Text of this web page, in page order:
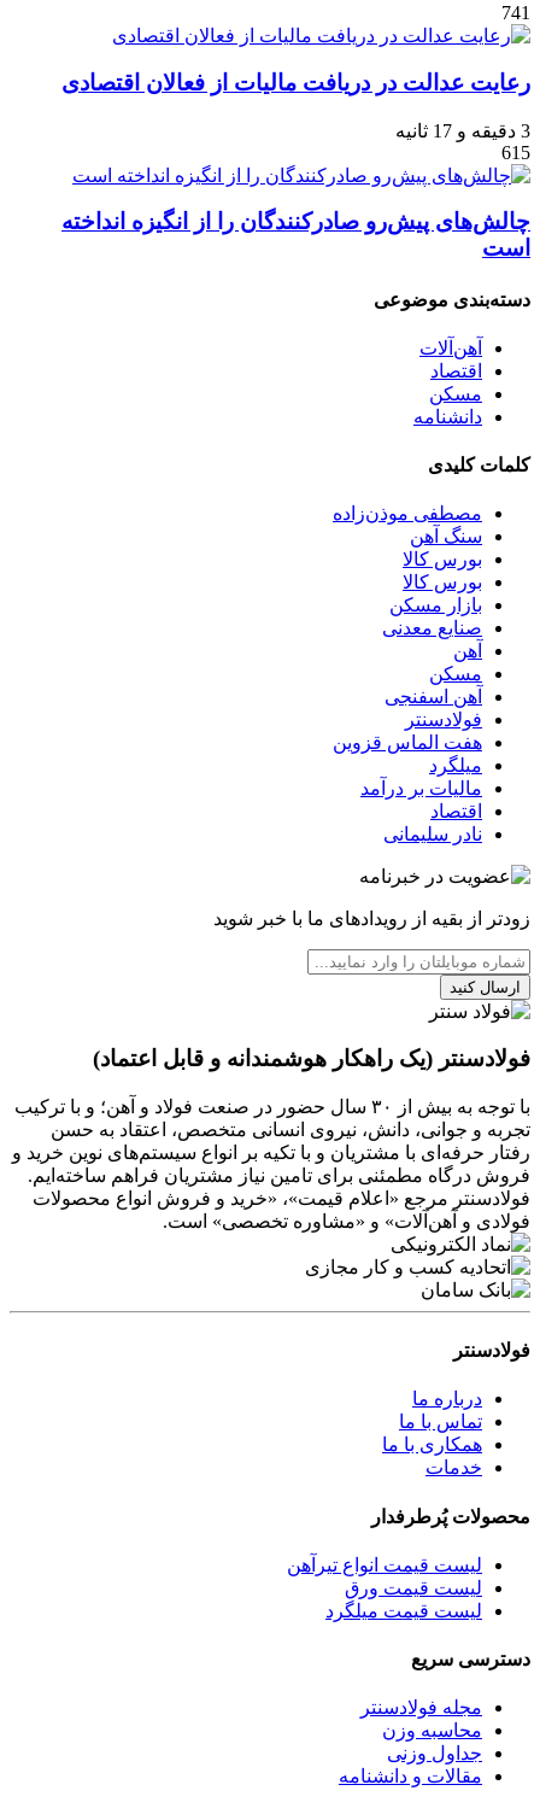
741
رعایت عدالت در دریافت مالیات از فعالان اقتصادی
3 دقیقه و 17 ثانیه
615
چالش‌‌های پیش‌‌رو صادرکنندگان را از انگیزه انداخته
است
دسته‌بندی موضوعی
آهن‌آلات
اقتصاد
مسکن
دانشنامه
کلمات کلیدی
مصطفی موذن‌زاده
سنگ آهن
بورس کالا
بورس کالا
بازار مسکن
صنایع معدنی
آهن
مسکن
آهن اسفنجی
فولادسنتر
هفت الماس قزوین
میلگرد
مالیات بر درآمد
اقتصاد
نادر سلیمانی
زودتر از بقیه از رویدادهای ما با خبر شوید
ارسال کنید
فولادسنتر (یک راهکار هوشمندانه و قابل اعتماد)
با توجه به بیش از ۳۰ سال حضور در صنعت فولاد و آهن؛ و با ترکیب
تجربه و جوانی، دانش، نیروی انسانی متخصص، اعتقاد به حسن
رفتار حرفه‌ای با مشتریان و با تکیه بر انواع سیستم‌های نوین خرید و
فروش درگاه مطمئنی برای تامین نیاز مشتریان فراهم ساخته‌ایم.
فولادسنتر مرجع «اعلام قیمت»، «خرید و فروش انواع محصولات
فولادی و آهن‌آلات» و «مشاوره تخصصی» است.
فولادسنتر
درباره ما
تماس با ما
همکاری با ما
خدمات
محصولات پُرطرفدار
لیست قیمت انواع تیرآهن
لیست قیمت ورق
لیست قیمت میلگرد
دسترسی سریع
مجله فولادسنتر
محاسبه وزن
جداول وزنی
مقالات و دانشنامه